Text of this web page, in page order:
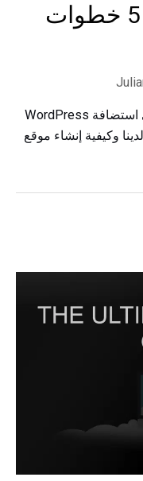
الويب الخاص بك في 5 خطوات
دليل WordPress سهل المتابعة، يغطي استضافة WordPress
وكيفية إنشاء موقع